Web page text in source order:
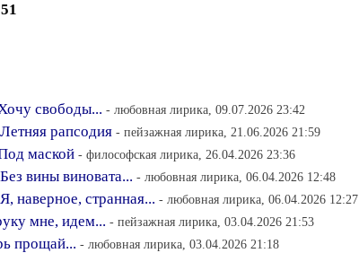
свободы... - любовная лирика, 09.07.2026 23:42
рапсодия - пейзажная лирика, 21.06.2026 21:59
маской - философская лирика, 26.04.2026 23:36
вины виновата... - любовная лирика, 06.04.2026 12:48
наверное, странная... - любовная лирика, 06.04.2026 12:27
мне, идем... - пейзажная лирика, 03.04.2026 21:53
прощай... - любовная лирика, 03.04.2026 21:18